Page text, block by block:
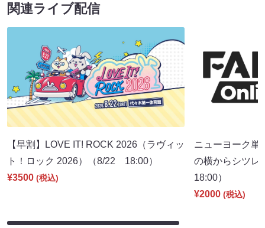
関連ライブ配信
【早割】LOVE IT! ROCK 2026（ラヴィッ
ト！ロック 2026）（8/22 18:00）
¥3500 (税込)
ニューヨーク単
の横からシツ
18:00）
¥2000 (税込)